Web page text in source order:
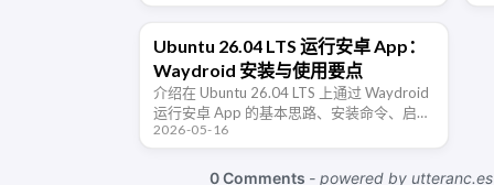
Ubuntu 26.04 LTS 运行安卓 App：
Waydroid 安装与使用要点
介绍在 Ubuntu 26.04 LTS 上通过 Waydroid
运行安卓 App 的基本思路、安装命令、启动
方式、Google Play 取舍、常见问题和适合
2026-05-16